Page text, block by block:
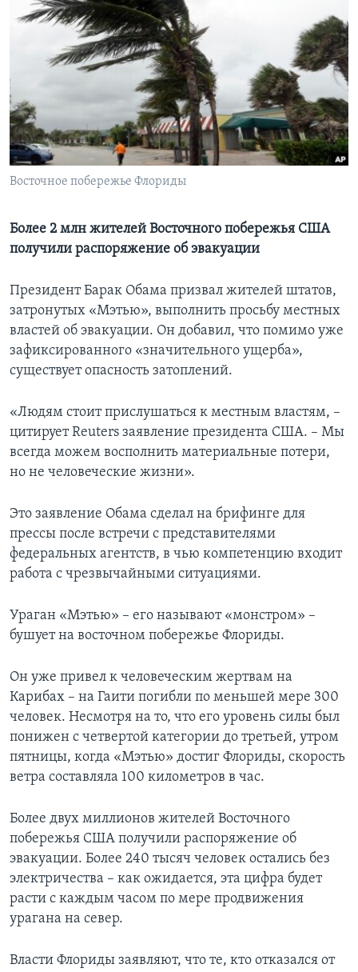
Learning English
СОЦИАЛЬНЫЕ СЕТИ
Языки
Восточное побережье Флориды
Более 2 млн жителей Восточного побережья США
получили распоряжение об эвакуации
Президент Барак Обама призвал жителей штатов,
затронутых «Мэтью», выполнить просьбу местных
властей об эвакуации. Он добавил, что помимо уже
зафиксированного «значительного ущерба»,
существует опасность затоплений.
«Людям стоит прислушаться к местным властям, –
цитирует Reuters заявление президента США. – Мы
всегда можем восполнить материальные потери,
но не человеческие жизни».
Это заявление Обама сделал на брифинге для
прессы после встречи с представителями
федеральных агентств, в чью компетенцию входит
работа с чрезвычайными ситуациями.
Ураган «Мэтью» – его называют «монстром» –
бушует на восточном побережье Флориды.
Он уже привел к человеческим жертвам на
Карибах – на Гаити погибли по меньшей мере 300
человек. Несмотря на то, что его уровень силы был
понижен с четвертой категории до третьей, утром
пятницы, когда «Мэтью» достиг Флориды, скорость
ветра составляла 100 километров в час.
Более двух миллионов жителей Восточного
побережья США получили распоряжение об
эвакуации. Более 240 тысяч человек остались без
электричества – как ожидается, эта цифра будет
расти с каждым часом по мере продвижения
урагана на север.
Власти Флориды заявляют, что те, кто отказался от